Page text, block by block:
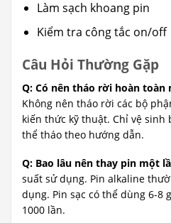
Làm sạch khoang pin
Kiểm tra công tắc on/off
Câu Hỏi Thường Gặp
Q: Có nên tháo rời hoàn toàn
Không nên tháo rời các bộ
kiến thức kỹ thuật. Chỉ vệ sinh
thể tháo theo hướng dẫn.
Q: Bao lâu nên thay pin một
suất sử dụng. Pin alkaline
dụng. Pin sạc có thể dùng 6-8
1000 lần.